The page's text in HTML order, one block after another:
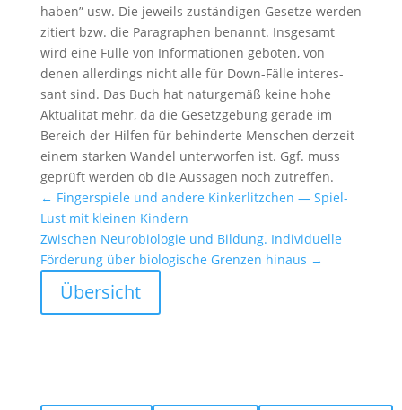
haben” usw. Die jeweils zustän­digen Gesetze werden
zitiert bzw. die Paragra­phen benannt. Insge­samt
wird eine Fülle von Infor­ma­tionen geboten, von
denen aller­dings nicht alle für Down-Fälle inter­es­
sant sind. Das Buch hat natur­gemäß keine hohe
Aktua­lität mehr, da die Gesetz­ge­bung gerade im
Bereich der Hilfen für behin­derte Menschen derzeit
einem starken Wandel unter­worfen ist. Ggf. muss
geprüft werden ob die Aussagen noch zutreffen.
← Finger­spiele und andere Kinker­litz­chen — Spiel-
Lust mit kleinen Kindern
Zwischen Neuro­bio­logie und Bildung. Indivi­du­elle
Förde­rung über biolo­gi­sche Grenzen hinaus →
Übersicht